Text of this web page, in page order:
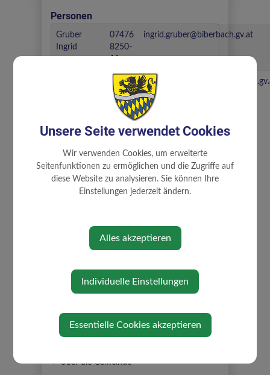
Personen
Gruber
Ingrid
07476
8250-
ingrid.gruber@biberbach.gv.at
07476
8250-
23
⇐ zurück
Gemeinderat
familienfreundliche Gemeinde
Über die Gemeinde
Unsere Seite verwendet Cookies
Wir verwenden Cookies, um erweiterte
Seitenfunktionen zu ermöglichen und die Zugriffe auf
diese Website zu analysieren. Sie können Ihre
Einstellungen jederzeit ändern.
Alles akzeptieren
Individuelle Einstellungen
Essentielle Cookies akzeptieren